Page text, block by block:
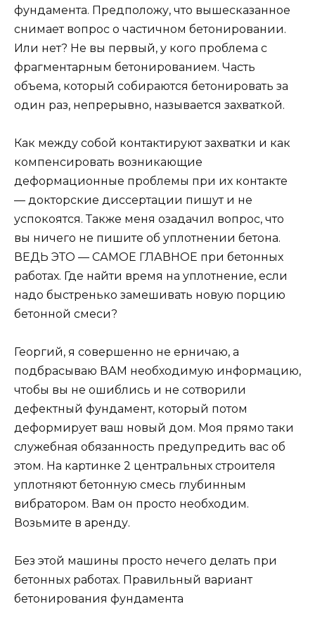
фундамента. Предположу, что вышесказанное
снимает вопрос о частичном бетонировании.
Или нет? Не вы первый, у кого проблема с
фрагментарным бетонированием. Часть
объема, который собираются бетонировать за
один раз, непрерывно, называется захваткой.
Как между собой контактируют захватки и как
компенсировать возникающие
деформационные проблемы при их контакте
— докторские диссертации пишут и не
успокоятся. Также меня озадачил вопрос, что
вы ничего не пишите об уплотнении бетона.
ВЕДЬ ЭТО — САМОЕ ГЛАВНОЕ при бетонных
работах. Где найти время на уплотнение, если
надо быстренько замешивать новую порцию
бетонной смеси?
Георгий, я совершенно не ерничаю, а
подбрасываю ВАМ необходимую информацию,
чтобы вы не ошиблись и не сотворили
дефектный фундамент, который потом
деформирует ваш новый дом. Моя прямо таки
служебная обязанность предупредить вас об
этом. На картинке 2 центральных строителя
уплотняют бетонную смесь глубинным
вибратором. Вам он просто необходим.
Возьмите в аренду.
Без этой машины просто нечего делать при
бетонных работах. Правильный вариант
бетонирования фундамента